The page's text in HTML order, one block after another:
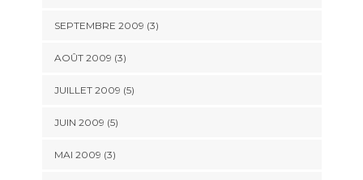
SEPTEMBRE 2009 (3)
AOÛT 2009 (3)
JUILLET 2009 (5)
JUIN 2009 (5)
MAI 2009 (3)